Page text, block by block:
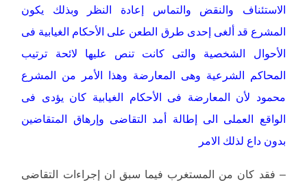
الاستئناف والنقض والتماس إعادة النظر وبذلك يكون
المشرع قد ألغى إحدى طرق الطعن على الأحكام الغيابية فى
الأحوال الشخصية والتى كانت تنص عليها لائحة ترتيب
المحاكم الشرعية وهى المعارضة وهذا الأمر من المشرع
محمود لأن المعارضة فى الأحكام الغيابية كان يؤدى فى
الواقع العملى الى إطالة أمد التقاضى وإرهاق المتقاضين
بدون داع لذلك الامر
– فقد كان من المستغرب فيما سبق ان إجراءات التقاضى